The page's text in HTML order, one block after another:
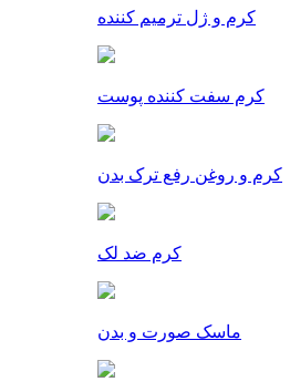
کرم و ژل ترمیم کننده
کرم سفت کننده پوست
کرم و روغن رفع ترک بدن
کرم ضد لک
ماسک صورت و بدن